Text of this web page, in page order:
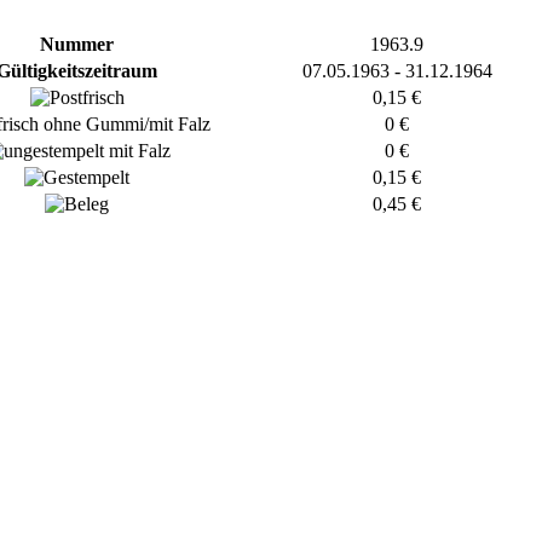
Nummer
1963.9
07.05.1963 - 31.12.1964
0,15 €
0 €
0 €
0,15 €
0,45 €